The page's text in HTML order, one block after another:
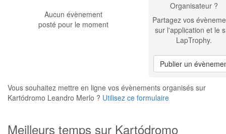
Aucun évènement
posté pour le moment
Organisateur ?
Partagez vos
sur l'application et le
LapTrophy.
Publier un
Vous souhaitez mettre en ligne vos évènements organisés sur
Kartódromo Leandro Merlo ? Utilisez ce formulaire
Meilleurs temps sur Kartódromo